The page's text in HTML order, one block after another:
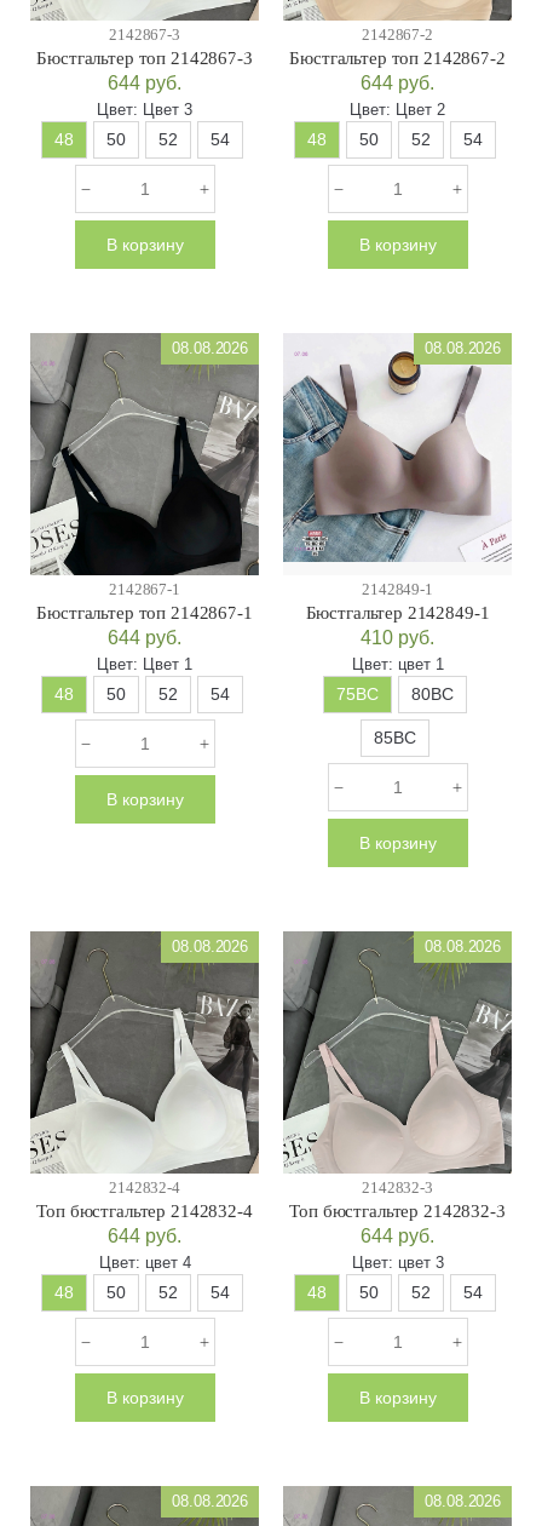
2142867-3
Бюстгальтер топ 2142867-3
644 руб.
Цвет: Цвет 3
48 50 52 54
В корзину
2142867-2
Бюстгальтер топ 2142867-2
644 руб.
Цвет: Цвет 2
48 50 52 54
В корзину
08.08.2026
2142867-1
Бюстгальтер топ 2142867-1
644 руб.
Цвет: Цвет 1
48 50 52 54
В корзину
08.08.2026
2142849-1
Бюстгальтер 2142849-1
410 руб.
Цвет: цвет 1
75ВС 80ВС
85ВС
В корзину
08.08.2026
2142832-4
Топ бюстгальтер 2142832-4
644 руб.
Цвет: цвет 4
48 50 52 54
В корзину
08.08.2026
2142832-3
Топ бюстгальтер 2142832-3
644 руб.
Цвет: цвет 3
48 50 52 54
В корзину
08.08.2026 08.08.2026